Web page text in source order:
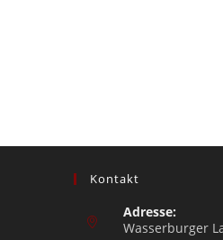
Kontakt
Adresse:
Wasserburger